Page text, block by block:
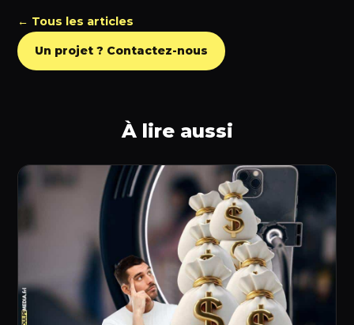
← Tous les articles
Un projet ? Contactez-nous
À lire aussi